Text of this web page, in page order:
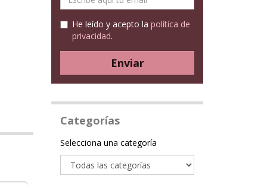
mail
He leído y acepto la política de
privacidad.
Enviar
Categorías
Categoría
Selecciona una categoría